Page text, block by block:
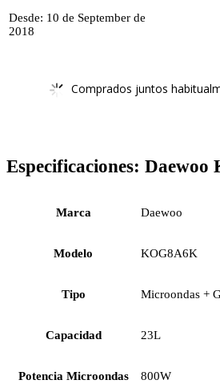
Desde: 10 de September de
2018
Comprados juntos
Especificaciones: Daewoo
Marca Daewoo
Modelo KOG8A6K
Tipo Microondas +
Capacidad 23L
Potencia Microondas 800W